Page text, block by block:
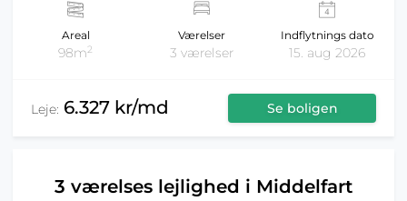
Areal
98m2
Værelser
3 værelser
Indflytnings dato
15. aug 2026
Leje: 6.327 kr/md Se boligen
3 værelses lejlighed i Middelfart